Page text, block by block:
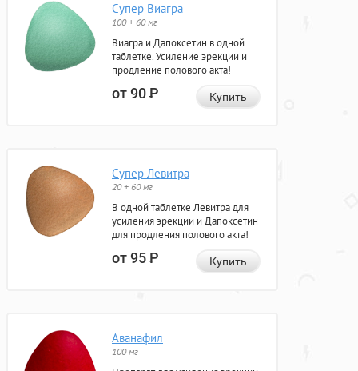
Супер Виагра
100 + 60 мг
Виагра и Дапоксетин в одной
таблетке. Усиление эрекции и
продление полового акта!
от 90Р Купить
Супер Левитра
20 + 60 мг
В одной таблетке Левитра для
усиления эрекции и Дапоксетин
для продления полового акта!
от 95Р Купить
Аванафил
100 мг